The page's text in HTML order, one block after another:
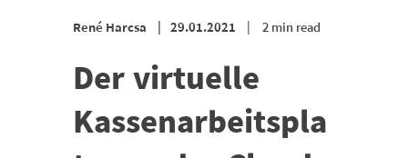
René Harcsa 29.01.2021 2 min read
Der virtuelle
Kassenarbeitspla